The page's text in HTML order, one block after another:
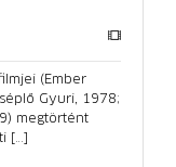
(Ember
Gyuri, 1978;
megtörtént
[…]